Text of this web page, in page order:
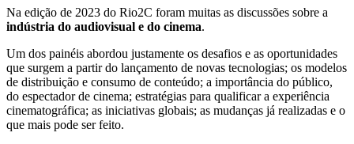
Na edição de 2023 do Rio2C foram muitas as discussões sobre a
indústria do audiovisual e do cinema.
Um dos painéis abordou justamente os desafios e as oportunidades
que surgem a partir do lançamento de novas tecnologias; os modelos
de distribuição e consumo de conteúdo; a importância do público,
do espectador de cinema; estratégias para qualificar a experiência
cinematográfica; as iniciativas globais; as mudanças já realizadas e o
que mais pode ser feito.